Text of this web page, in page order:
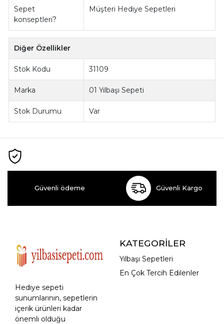
Sepet
konseptleri?
Müşteri Hediye Sepetleri
Diğer Özellikler
Stok Kodu 31109
Marka 01 Yılbaşı Sepeti
Stok Durumu Var
Güvenli ödeme Güvenli Kargo
Hediye sepeti
sunumlarının, sepetlerin
içerik ürünleri kadar
önemli olduğu
KATEGORİLER
Yılbaşı Sepetleri
En Çok Tercih Edilenler